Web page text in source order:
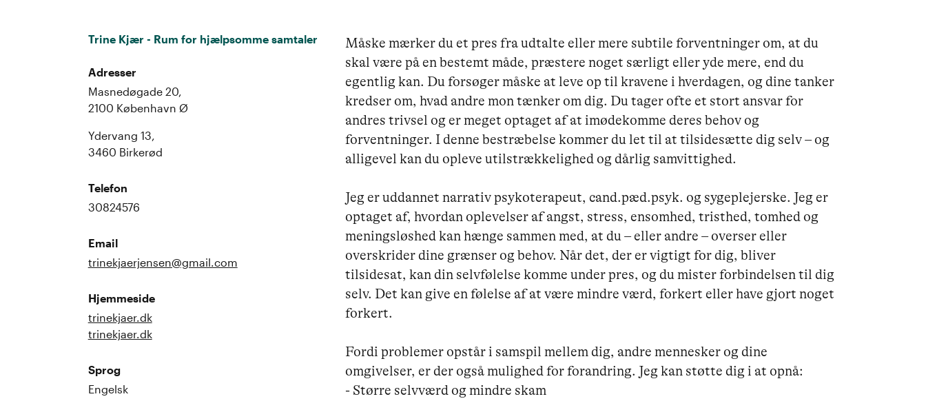
Trine Kjær - Rum for hjælpsomme samtaler
Adresser
Masnedøgade 20,
2100 København Ø
Ydervang 13,
3460 Birkerød
Telefon
30824576
Email
trinekjaerjensen@gmail.com
Hjemmeside
trinekjaer.dk
trinekjaer.dk
Sprog
Engelsk
Måske mærker du et pres fra udtalte eller mere subtile forventninger om, at du
skal være på en bestemt måde, præstere noget særligt eller yde mere, end du
egentlig kan. Du forsøger måske at leve op til kravene i hverdagen, og dine tanker
kredser om, hvad andre mon tænker om dig. Du tager ofte et stort ansvar for
andres trivsel og er meget optaget af at imødekomme deres behov og
forventninger. I denne bestræbelse kommer du let til at tilsidesætte dig selv – og
alligevel kan du opleve utilstrækkelighed og dårlig samvittighed.
Jeg er uddannet narrativ psykoterapeut, cand.pæd.psyk. og sygeplejerske. Jeg er
optaget af, hvordan oplevelser af angst, stress, ensomhed, tristhed, tomhed og
meningsløshed kan hænge sammen med, at du – eller andre – overser eller
overskrider dine grænser og behov. Når det, der er vigtigt for dig, bliver
tilsidesat, kan din selvfølelse komme under pres, og du mister forbindelsen til dig
selv. Det kan give en følelse af at være mindre værd, forkert eller have gjort noget
forkert.
Fordi problemer opstår i samspil mellem dig, andre mennesker og dine
omgivelser, er der også mulighed for forandring. Jeg kan støtte dig i at opnå:
- Større selvværd og mindre skam